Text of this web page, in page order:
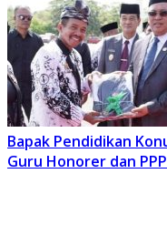
Bapak Pendidikan
Guru Honorer dan